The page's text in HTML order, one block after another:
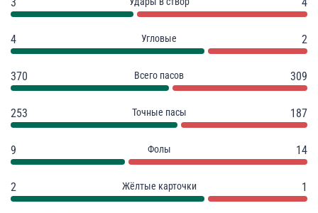
4 Угловые 2
370 Всего пасов 309
253 Точные пасы 187
9 Фолы 14
2 Жёлтые карточки 1